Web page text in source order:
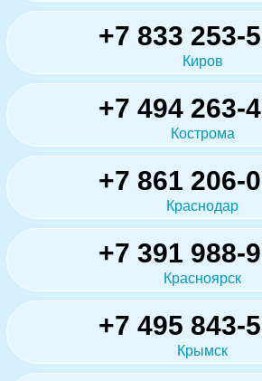
+7 833 253-
Киров
+7 494 263-
Кострома
+7 861 206-
Краснодар
+7 391 988-
Красноярск
+7 495 843-
Крымск